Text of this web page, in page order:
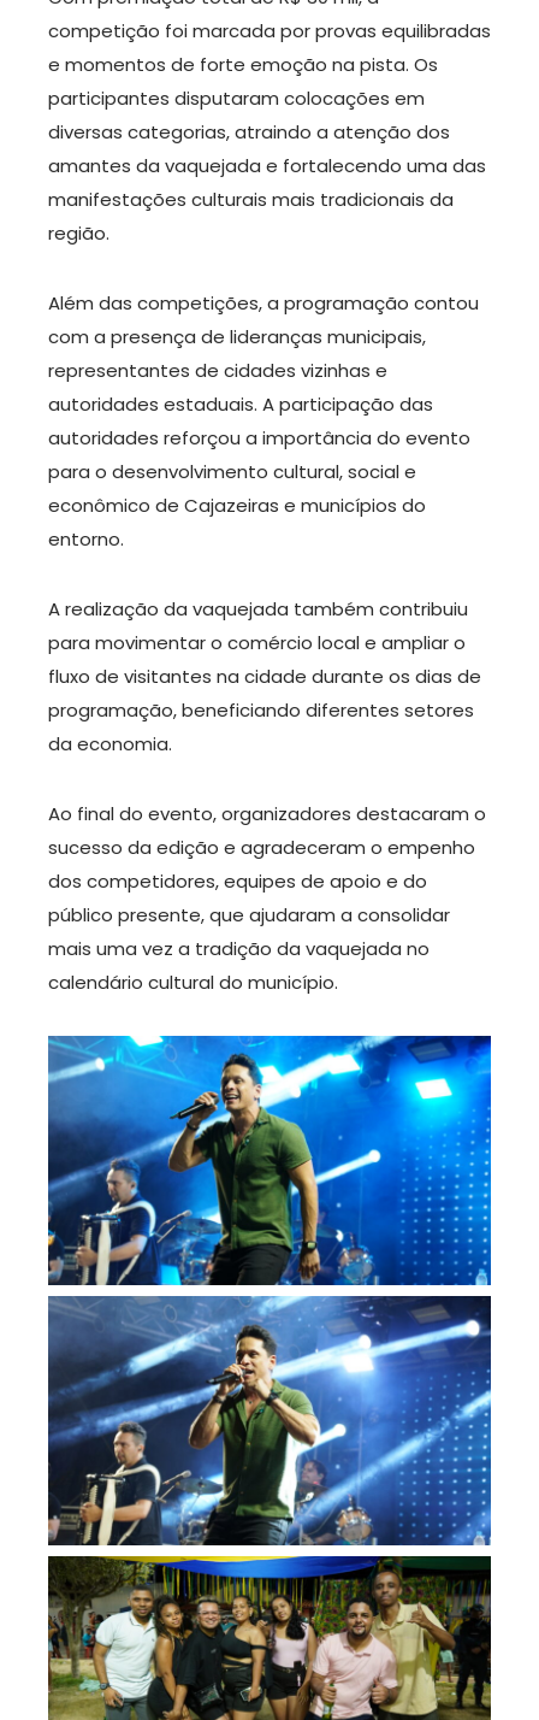
competição foi marcada por provas equilibradas
e momentos de forte emoção na pista. Os
participantes disputaram colocações em
diversas categorias, atraindo a atenção dos
amantes da vaquejada e fortalecendo uma das
manifestações culturais mais tradicionais da
região.
Além das competições, a programação contou
com a presença de lideranças municipais,
representantes de cidades vizinhas e
autoridades estaduais. A participação das
autoridades reforçou a importância do evento
para o desenvolvimento cultural, social e
econômico de Cajazeiras e municípios do
entorno.
A realização da vaquejada também contribuiu
para movimentar o comércio local e ampliar o
fluxo de visitantes na cidade durante os dias de
programação, beneficiando diferentes setores
da economia.
Ao final do evento, organizadores destacaram o
sucesso da edição e agradeceram o empenho
dos competidores, equipes de apoio e do
público presente, que ajudaram a consolidar
mais uma vez a tradição da vaquejada no
calendário cultural do município.